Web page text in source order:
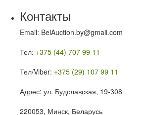
Контакты
Email: BelAuction.by@gmail.com
Тел: +375 (44) 707 99 11
Тел/Viber: +375 (29) 107 99 11
Адрес: ул. Будславская, 19-308
220053, Минск, Беларусь